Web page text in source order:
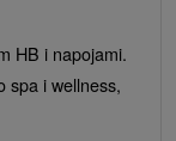
HB i napojami.
spa i wellness,